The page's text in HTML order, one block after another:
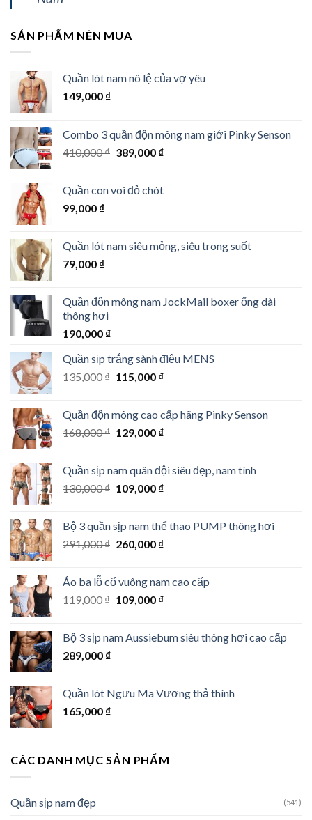
SẢN PHẨM NÊN MUA
Quần lót nam nô lệ của vợ yêu
149,000 ₫
Combo 3 quần độn mông nam giới Pinky Senson
410,000₫ Giá
410,000 ₫.
389,000 ₫Giá
là:
Quần con voi đỏ chót
99,000 ₫
Quần lót nam siêu mỏng, siêu trong suốt
79,000 ₫
Quần độn mông nam JockMail boxer ống dài
thông hơi
190,000 ₫
Quần sịp trắng sành điệu MENS
135,000₫ Giá
135,000 ₫.
115,000 ₫Giá
là:
115,000 ₫.
Quần độn mông cao cấp hãng Pinky Senson
168,000₫ Giá
168,000 ₫.
129,000 ₫Giá
là:
129,000 ₫.
Quần sịp nam quân đội siêu đẹp, nam tính
130,000₫ Giá
130,000 ₫.
109,000 ₫Giá
là:
109,000 ₫.
Bộ 3 quần sịp nam thể thao PUMP thông hơi
291,000₫ Giá
291,000 ₫.
260,000 ₫Giá
là:
260,000 ₫.
Áo ba lỗ cổ vuông nam cao cấp
119,000₫ Giá
119,000 ₫.
109,000 ₫Giá
là:
Bộ 3 sịp nam Aussiebum siêu thông hơi cao cấp
289,000 ₫
Quần lót Ngưu Ma Vương thả thính
165,000 ₫
CÁC DANH MỤC SẢN PHẨM
Quần sịp nam đẹp (541)